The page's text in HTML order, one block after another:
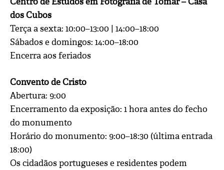
dos Cubos
Terça a sexta: 10:00–13:00 | 14:00–18:00
Sábados e domingos: 14:00–18:00
Encerra aos feriados
Convento de Cristo
Abertura: 9:00
Encerramento da exposição: 1 hora antes do fecho
do monumento
Horário do monumento: 9:00–18:30 (última entrada
18:00)
Os cidadãos portugueses e residentes podem